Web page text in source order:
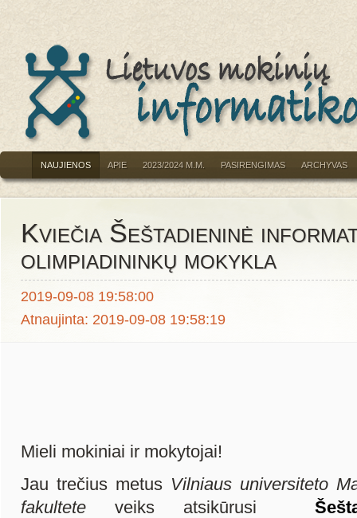
NAUJIENOS APIE 2023/2024 M.M. PASIRENGIMAS ARCHYVAS
Kviečia Šeštadieninė
olimpiadininkų mokykla
2019-09-08 19:58:00
Atnaujinta: 2019-09-08 19:58:19
Mieli mokiniai ir mokytojai!
Jau trečius metus Vilniaus universiteto
fakulteteveiks atsikūrusi